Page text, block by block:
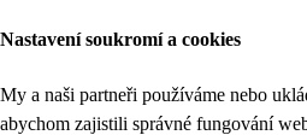
Nastavení soukromí a cookies
My a naši partneři používáme nebo
abychom zajistili správné fungování